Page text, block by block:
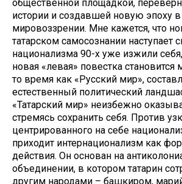
общественной площадкой,
истории и создавшей новую эпоху в
мировоззрении. Мне кажется, что
татарском самосознании наступает
национализма 90-х уже изжили себя,
новая «левая» повестка
то время как «Русский мир»,
естественный политический
«Татарский мир» неизбежно
стремясь сохранить себя. Против
центрированного на себе
приходит интернационализм как
действия. Он основан на
объединении, в котором татарин
другим народами – башкиром,